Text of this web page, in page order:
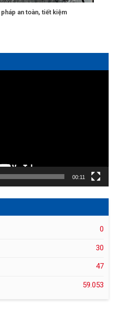
an toàn, tiết kiệm
00:11
0
30
47
59.053